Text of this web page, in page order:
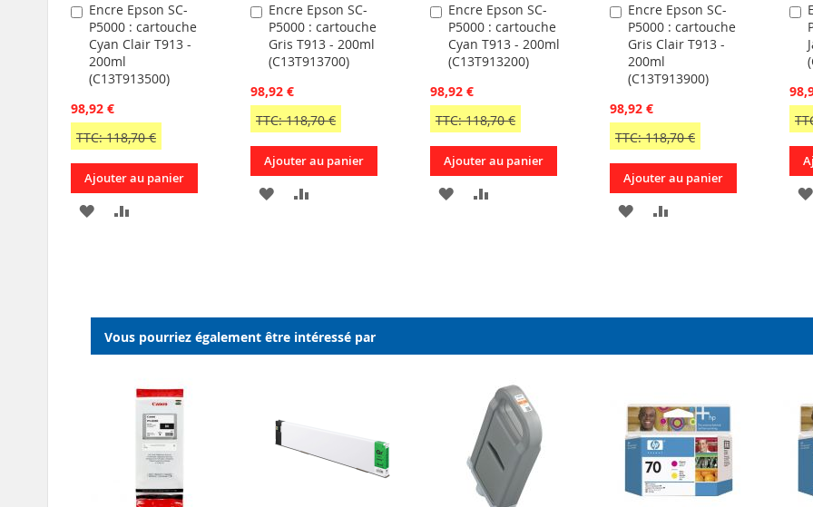
Encre Epson SC-
P5000 : cartouche
Cyan Clair T913 -
200ml
(C13T913500)
98,92 €
TTC: 118,70 €
Ajouter
au
panier
Ajouter au panier
AJOUTER
D’ENVIE
Encre Epson SC-
P5000 : cartouche
Gris T913 - 200ml
(C13T913700)
98,92 €
TTC: 118,70 €
Ajouter
au
panier
Ajouter au panier
AJOUTER
D’ENVIE
Encre Epson SC-
P5000 : cartouche
Cyan T913 - 200ml
(C13T913200)
98,92 €
TTC: 118,70 €
Ajouter
au
panier
Ajouter au panier
AJOUTER
D’ENVIE
Encre Epson SC-
P5000 : cartouche
Gris Clair T913 -
200ml
(C13T913900)
98,92 €
TTC: 118,70 €
Ajouter
au
panier
Ajouter au panier
AJOUTER
Vous pourriez également être intéressé par